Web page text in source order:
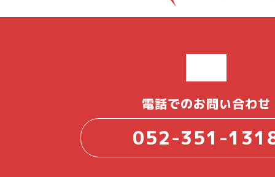
電話でのお問い合わせ
052-351-